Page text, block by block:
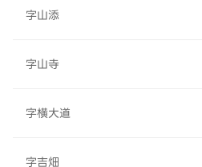
字山添
字山寺
字横大道
字吉畑